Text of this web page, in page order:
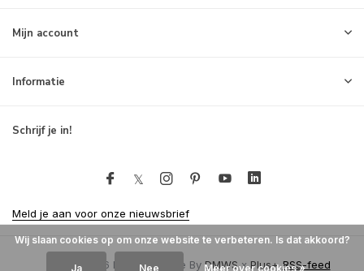
Mijn account
Informatie
Schrijf je in!
Meld je aan voor onze nieuwsbrief
© 2026 Milck - Theme By DMWSxPlus+ RSS-feed
Wij slaan cookies op om onze website te verbeteren. Is dat akkoord?
Ja Nee Meer over cookies »